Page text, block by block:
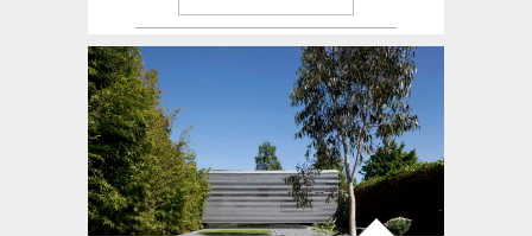
Créateur de maisons.